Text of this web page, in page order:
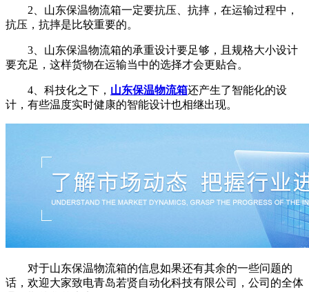
2、山东保温物流箱一定要抗压、抗摔，在运输过程中，
抗压，抗摔是比较重要的。
3、山东保温物流箱的承重设计要足够，且规格大小设计
要充足，这样货物在运输当中的选择才会更贴合。
4、科技化之下， 山东保温物流箱还产生了智能化的设
计，有些温度实时健康的智能设计也相继出现。
对于山东保温物流箱的信息如果还有其余的一些问题的
话，欢迎大家致电青岛若贤自动化科技有限公司，公司的全体